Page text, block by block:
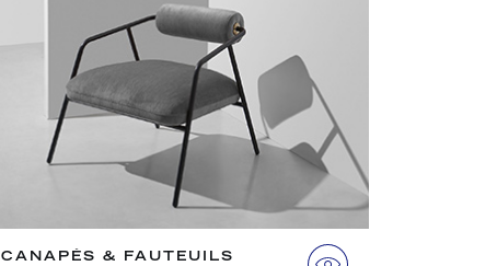
CANAPÉS & FAUTEUILS